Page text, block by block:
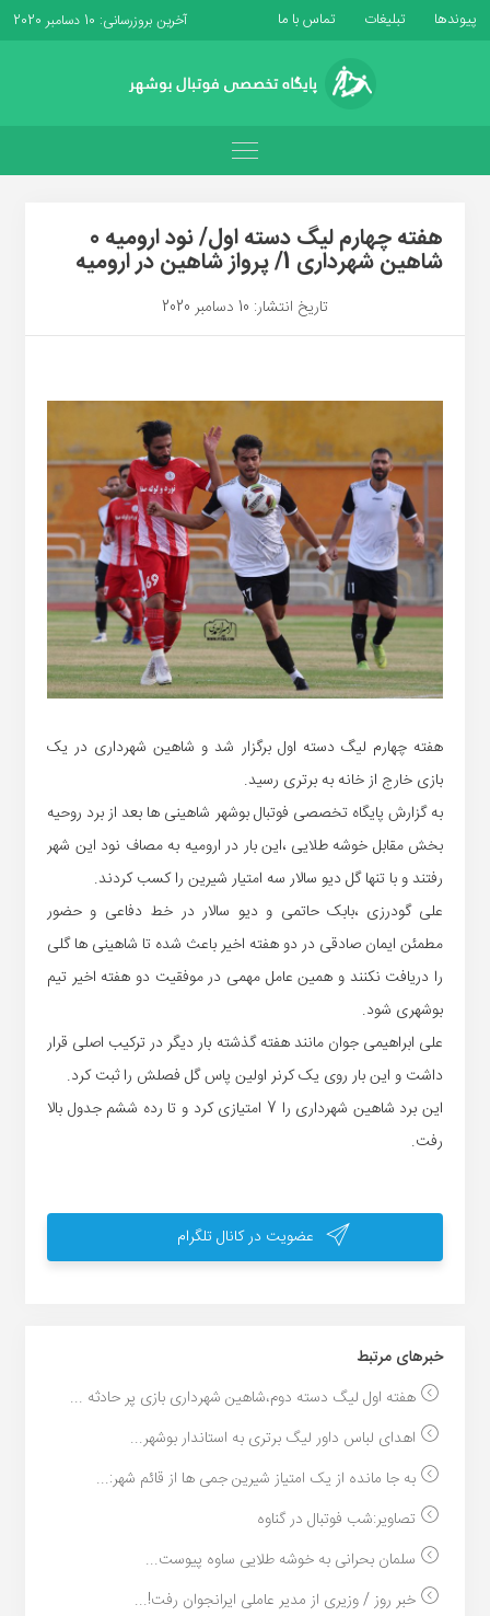
پیوندها تبلیغات تماس با ما آخرین بروزرسانی: 10 دسامبر 2020
هفته چهارم لیگ دسته اول/ نود ارومیه 0
شاهین شهرداری 1/ پرواز شاهین در ارومیه
تاریخ انتشار: 10 دسامبر 2020
هفته چهارم لیگ دسته اول برگزار شد و شاهین شهرداری در یک
بازی خارج از خانه به برتری رسید.
به گزارش پایگاه تخصصی فوتبال بوشهر شاهینی ها بعد از برد روحیه
بخش مقابل خوشه طلایی ،این بار در ارومیه به مصاف نود این شهر
رفتند و با تنها گل دیو سالار سه امتیار شیرین را کسب کردند.
علی گودرزی ،بابک حاتمی و دیو سالار در خط دفاعی و حضور
مطمئن ایمان صادقی در دو هفته اخیر باعث شده تا شاهینی ها گلی
را دریافت نکنند و همین عامل مهمی در موفقیت دو هفته اخیر تیم
بوشهری شود.
علی ابراهیمی جوان مانند هفته گذشته بار دیگر در ترکیب اصلی قرار
داشت و این بار روی یک کرنر اولین پاس گل فصلش را ثبت کرد.
این برد شاهین شهرداری را 7 امتیازی کرد و تا رده ششم جدول بالا
رفت.
عضویت در کانال تلگرام
خبر‌های مرتبط
هفته اول لیگ دسته دوم،شاهین شهرداری بازی پر حادثه ...
اهدای لباس داور لیگ برتری به استاندار بوشهر...
به جا مانده از یک امتیاز شیرین جمی ها از قائم شهر:...
تصاویر:شب فوتبال در گناوه
سلمان بحرانی به خوشه طلایی ساوه پیوست...
خبر روز / وزیری از مدیر عاملی ایرانجوان رفت!...